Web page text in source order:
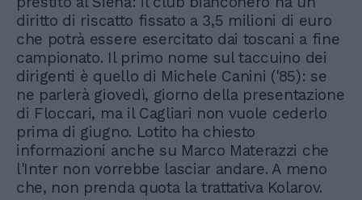
diritto di riscatto fissato a 3,5 milioni di euro
che potrà essere esercitato dai toscani a fine
campionato. Il primo nome sul taccuino dei
dirigenti è quello di Michele Canini ('85): se
ne parlerà giovedì, giorno della presentazione
di Floccari, ma il Cagliari non vuole cederlo
prima di giugno. Lotito ha chiesto
informazioni anche su Marco Materazzi che
l'Inter non vorrebbe lasciar andare. A meno
che, non prenda quota la trattativa Kolarov.